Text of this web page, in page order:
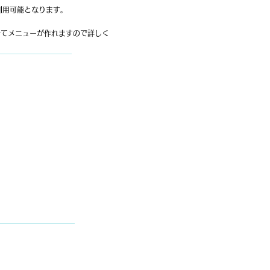
可能となります。
メニューが作れますので詳しく